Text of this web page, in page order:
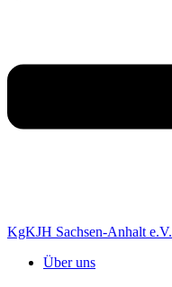
KgKJH Sachsen-Anhalt e.V.
Über uns